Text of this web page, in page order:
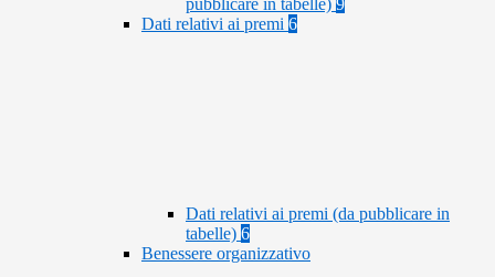
pubblicare in tabelle) 9
Dati relativi ai premi 6
Dati relativi ai premi (da pubblicare in
tabelle) 6
Benessere organizzativo